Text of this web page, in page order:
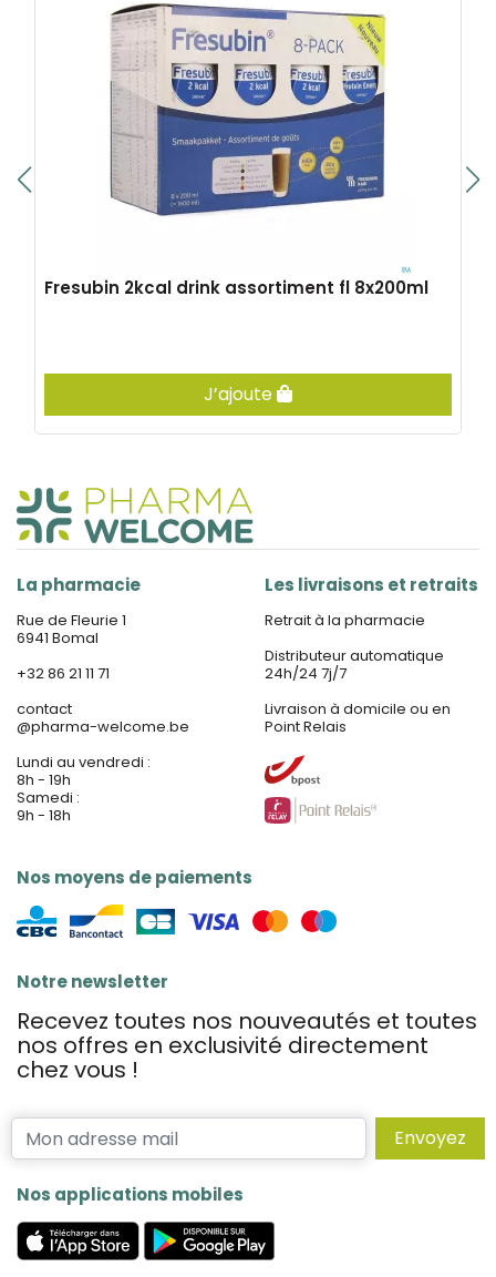
Fresubin 2kcal drink assortiment fl 8x200ml
J’ajoute
La pharmacie
Rue de Fleurie 1
6941 Bomal
+32 86 21 11 71
contact
@pharma-welcome.be
Lundi au vendredi :
8h - 19h
Samedi :
9h - 18h
Nos moyens de paiements
Les livraisons et retraits
Retrait à la pharmacie
Distributeur automatique
24h/24 7j/7
Livraison à domicile ou en
Point Relais
Notre newsletter
Recevez toutes nos nouveautés et toutes
nos offres en exclusivité directement
chez vous !
Envoyez
Nos applications mobiles